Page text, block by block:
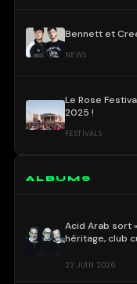
Bennett et
NEWS
Le Rose
2025 !
FESTIVALS
ALBUMS
Acid Arab sort
héritage, club
22 JUIN 2026